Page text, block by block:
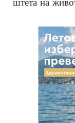
штета на